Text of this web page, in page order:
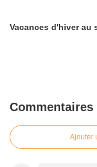
Vacances d'hiver au
Commentaires
Ajouter